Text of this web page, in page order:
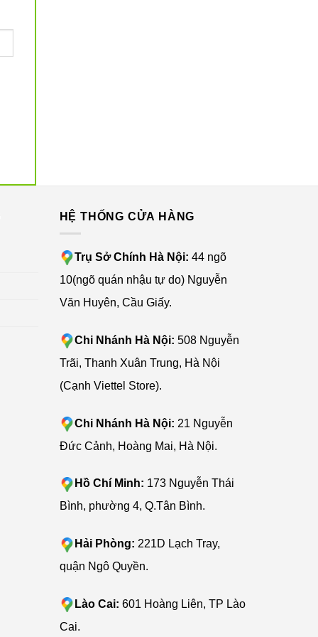
HỆ THỐNG CỬA HÀNG
Trụ Sở Chính Hà Nội: 44 ngõ
10(ngõ quán nhậu tự do) Nguyễn
Văn Huyên, Cầu Giấy.
Chi Nhánh Hà Nội: 508 Nguyễn
Trãi, Thanh Xuân Trung, Hà Nội
(Cạnh Viettel Store).
Chi Nhánh Hà Nội: 21 Nguyễn
Đức Cảnh, Hoàng Mai, Hà Nội.
Hồ Chí Minh: 173 Nguyễn Thái
Bình, phường 4, Q.Tân Bình.
Hải Phòng: 221D Lạch Tray,
quận Ngô Quyền.
Lào Cai: 601 Hoàng Liên, TP Lào
Cai.